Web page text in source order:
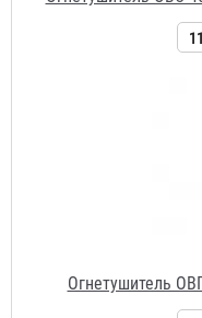
Огнетушитель